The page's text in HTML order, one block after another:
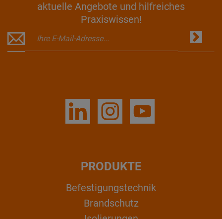
aktuelle Angebote und hilfreiches
Praxiswissen!
PRODUKTE
Befestigungstechnik
Brandschutz